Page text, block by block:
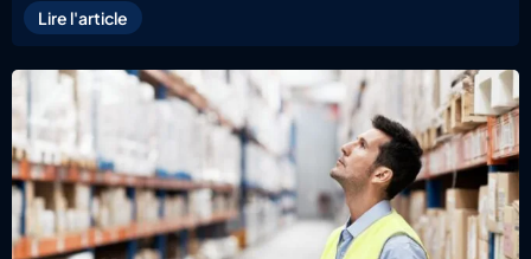
Lire l'article